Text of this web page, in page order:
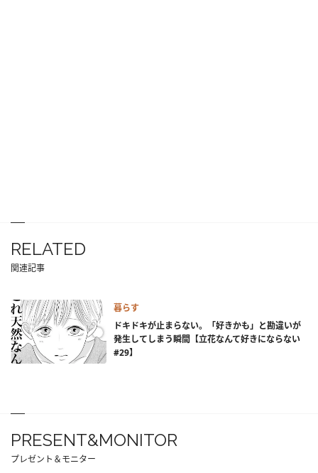
RELATED
関連記事
暮らす
ドキドキが止まらない。「好きかも」と勘違いが
発生してしまう瞬間【立花なんて好きにならない
#29】
PRESENT&MONITOR
プレゼント＆モニター